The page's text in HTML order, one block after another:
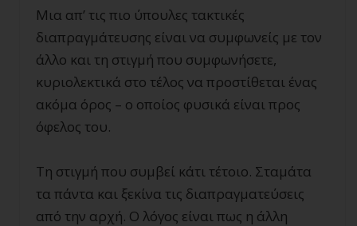
Μια απ’ τις πιο ύπουλες τακτικές
διαπραγμάτευσης είναι να συμφωνείς με τον
άλλο και τη στιγμή που συμφωνήσετε,
κυριολεκτικά στο τέλος να προστίθεται ένας
ακόμα όρος – ο οποίος φυσικά είναι προς
όφελος του.
Τη στιγμή που συμβεί κάτι τέτοιο. Σταμάτα
τα πάντα και ξεκίνα τις διαπραγματεύσεις
από την αρχή. Ο λόγος είναι πως η άλλη